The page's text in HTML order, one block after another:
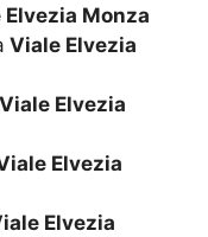
Elvezia Monza
Viale Elvezia
Viale Elvezia
Elvezia
Elvezia